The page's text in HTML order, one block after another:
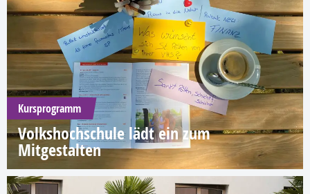
Kursprogramm
Volkshochschule lädt ein zum
Mitgestalten